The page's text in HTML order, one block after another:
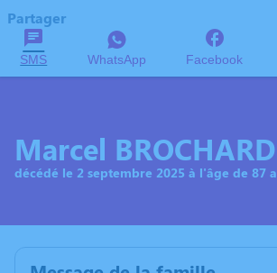
Partager
SMS WhatsApp Facebook
Marcel BROCHARD
décédé le 2 septembre 2025 à l'âge de 87